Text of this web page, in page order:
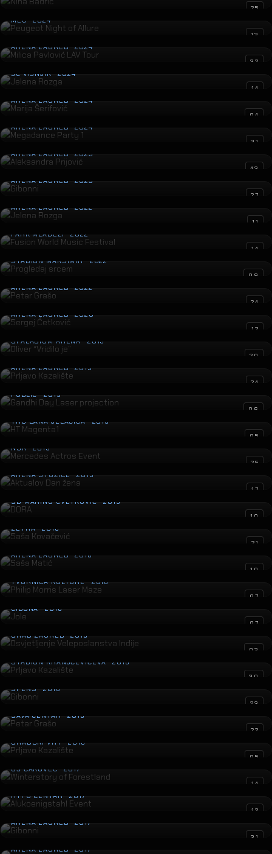
25
Peugeot Night of Allure
MEC · 2024
13
Milica Pavlović LAV Tour
ARENA ZAGREB · 2024
32
Jelena Rozga
ŠC VIŠNJIK · 2024
14
Marija Šerifović
ARENA ZAGREB · 2024
04
Megadance Party 1
ARENA ZAGREB · 2024
31
Aleksandra Prijović
ARENA ZAGREB · 2023
43
Gibonni
ARENA ZAGREB · 2023
27
Jelena Rozga
ARENA ZAGREB · 2022
11
Fusion World Music Festival
PARK MLADEŽI · 2022
14
Progledaj srcem
STADION MAKSIMIR · 2022
09
Petar Grašo
ARENA ZAGREB · 2022
24
Sergej Ćetković
ARENA ZAGREB · 2020
12
Oliver “Vridilo je”
SPALADIUM ARENA · 2019
20
Prljavo Kazalište
ARENA ZAGREB · 2019
24
Gandhi Day Laser projection
PUBLIC · 2019
06
HT Magenta1
TRG BANA JELAČIĆA · 2019
05
Mercedes Actros Event
NSK · 2019
25
Aktualov Dan žena
ARENA STOŽICE · 2019
17
DORA
SD MARINO CVETKOVIĆ · 2019
10
Saša Kovačević
ZETRA · 2018
21
Saša Matić
ARENA ZAGREB · 2018
10
Philip Morris Laser Maze
TVORNICA KULTURE · 2018
07
Jole
CIBONA · 2018
07
Osvjetljenje Veleposlanstva Indije
GRAD ZAGREB · 2018
03
Prljavo Kazalište
STADION KRANJČEVIĆEVA · 2018
30
Gibonni
SPENS · 2018
23
Petar Grašo
SAVA CENTAR · 2018
22
Prljavo Kazalište
GRADSKI VRT · 2018
05
Winterstory of Forestland
GŠ ČAKOVEC · 2017
14
Alukoenigstahl Event
HYPO CENTAR · 2017
12
Gibonni
ARENA ZAGREB · 2017
31
Petar Grašo
ARENA ZAGREB · 2017